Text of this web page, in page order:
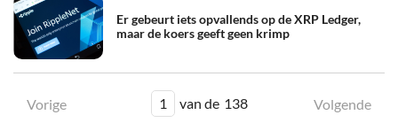
Er gebeurt iets opvallends op de XRP Ledger,
maar de koers geeft geen krimp
Vorige 1 van de 138 Volgende